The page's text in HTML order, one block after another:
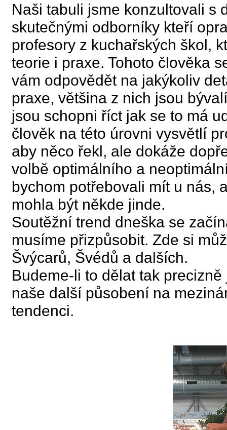
Naši tabuli jsme konzultovali s
skutečnými odborníky kteří
profesory z kuchařských škol,
teorie i praxe. Tohoto člověka
vám odpovědět na jakýkoliv
praxe, většina z nich jsou
jsou schopni říct jak se to má
člověk na této úrovni vysvětlí
aby něco řekl, ale dokáže
volbě optimálního a
bychom potřebovali mít u nás,
mohla být někde jinde.
Soutěžní trend dneška se
musíme přizpůsobit. Zde si
Švýcarů, Švédů a dalších.
Budeme-li to dělat tak
naše další působení na
tendenci.